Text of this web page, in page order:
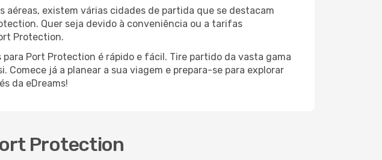
aéreas, existem várias cidades de partida que se destacam
Quer seja devido à conveniência ou a tarifas
Protection.
Port Protection é rápido e fácil. Tire partido da vasta gama
já a planear a sua viagem e prepara-se para explorar
da eDreams!
Protection